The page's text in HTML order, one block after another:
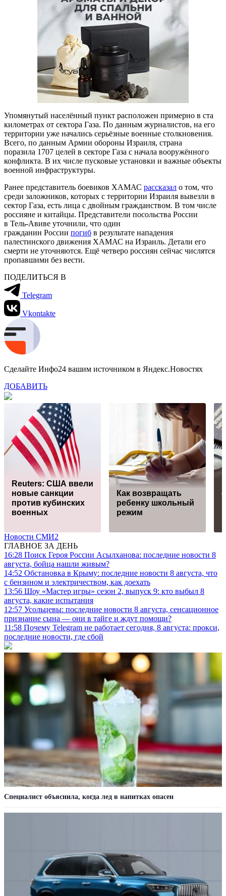
Упомянутый населённый пункт расположен примерно в ста
километрах от сектора Газа. По данным журналистов, на его
территории уже начались серьёзные военные столкновения.
Всего, по данным Армии обороны Израиля, страна
поразила 1707 целей в секторе Газа с начала вооружённого
конфликта. В их числе пусковые установки и важные объекты
военной инфраструктуры.
Ранее представитель боевиков ХАМАС рассказал о том, что
среди заложников, которых с территории Израиля вывезли в
сектор Газа, есть лица с двойным гражданством. В том числе
россияне и китайцы. Представители посольства России
в Тель-Авиве уточнили, что один
гражданин России погиб в результате нападения
палестинского движения ХАМАС на Израиль. Детали его
смерти не уточняются. Ещё четверо россиян сейчас числятся
пропавшими без вести.
ПОДЕЛИТЬСЯ В
Telegram
Vkontakte
Сделайте Инфо24 вашим источником в Яндекс.Новостях
ДОБАВИТЬ
Reuters: США ввели
новые санкции
против кубинских
военных
Как возвращать
ребенку школьный
режим
Новости СМИ2
ГЛАВНОЕ ЗА ДЕНЬ
16:28 Поиск Героя России Асылханова: последние новости 8
августа, бойца нашли живым?
14:52 Обстановка в Крыму: последние новости 8 августа, что
с бензином и электричеством, как доехать
13:56 Шоу «Мастер игры» сезон 2, выпуск 9: кто выбыл 8
августа, какие испытания
12:57 Усольцевы: последние новости 8 августа, сенсационное
признание сына — они в тайге и ждут помощи?
11:58 Почему Telegram не работает сегодня, 8 августа: прокси,
последние новости, где сбой
Специалист объяснила, когда лед в напитках опасен